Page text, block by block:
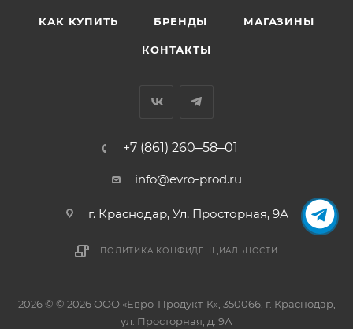
КАК КУПИТЬ БРЕНДЫ МАГАЗИНЫ
КОНТАКТЫ
+7 (861) 260‒58‒01
info@evro-prod.ru
г. Краснодар, ​Ул. Просторная, 9А
ПОЛИТИКА КОНФИДЕНЦИАЛЬНОСТИ
2026 © © 2026 ООО «Евро-Продукт-К», 350066, г. Краснодар,
ул. Просторная, д. 9А